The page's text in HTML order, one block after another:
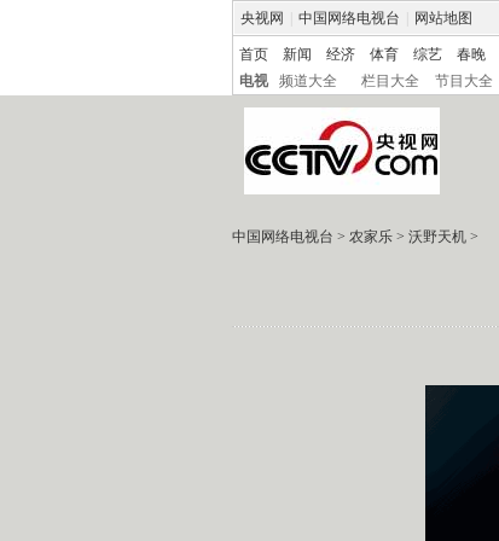
央视网 中国网络电视台 网站地图
首页 新闻 经济 体育 综艺 春晚
电视
频道大全 栏目大全 节目大全
中国网络电视台 > 农家乐 > 沃野天机 >